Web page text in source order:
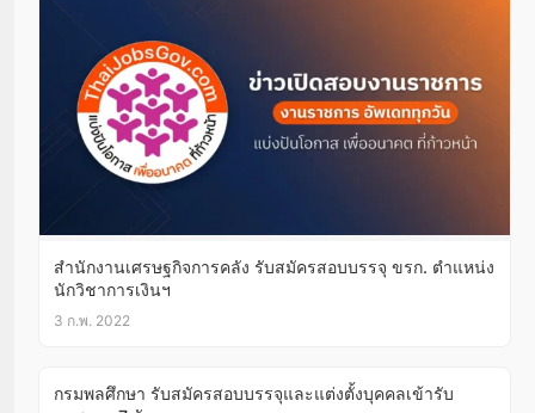
สำนักงานเศรษฐกิจการคลัง รับสมัครสอบบรรจุ ขรก. ตำแหน่ง
นักวิชาการเงินฯ
3 ก.พ. 2022
กรมพลศึกษา รับสมัครสอบบรรจุและแต่งตั้งบุคคลเข้ารับ